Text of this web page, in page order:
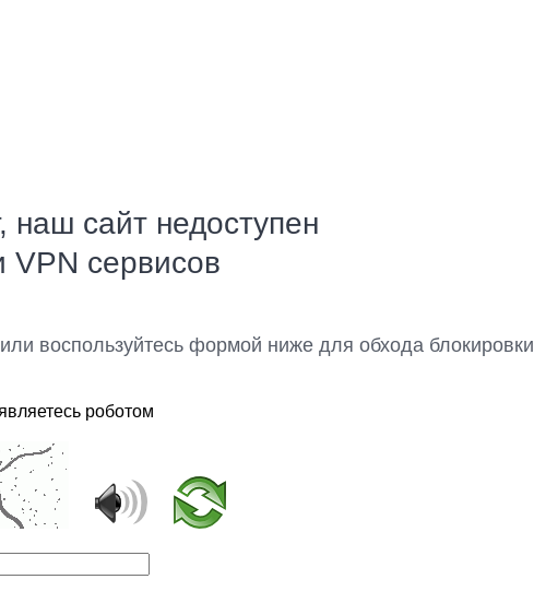
сайт недоступен
VPN сервисов
воспользуйтесь формой ниже для обхода блокировки
роботом